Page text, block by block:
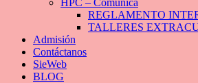
HPC – Comunica
REGLAMENTO
TALLERES
Admisión
Contáctanos
SieWeb
BLOG